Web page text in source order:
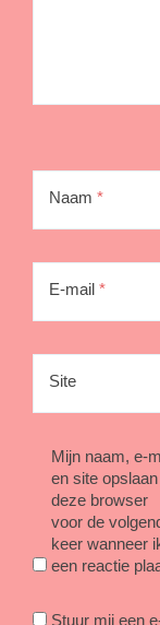
Naam *
E-mail *
Site
Mijn naam, e-
en site
deze browser
voor de
keer wanneer
een reactie
Stuur mij een